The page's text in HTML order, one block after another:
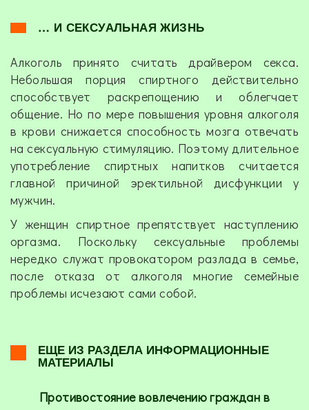
… И СЕКСУАЛЬНАЯ ЖИЗНЬ
Алкоголь принято считать драйвером секса.
Небольшая порция спиртного действительно
способствует раскрепощению и облегчает
общение. Но по мере повышения уровня алкоголя
в крови снижается способность мозга отвечать
на сексуальную стимуляцию. Поэтому длительное
употребление спиртных напитков считается
главной причиной эректильной дисфункции у
мужчин.
У женщин спиртное препятствует наступлению
оргазма. Поскольку сексуальные проблемы
нередко служат провокатором разлада в семье,
после отказа от алкоголя многие семейные
проблемы исчезают сами собой.
ЕЩЕ ИЗ РАЗДЕЛА ИНФОРМАЦИОННЫЕ
МАТЕРИАЛЫ
Противостояние вовлечению граждан в